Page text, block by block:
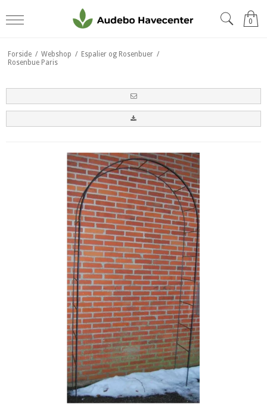
0
Forside / Webshop / Espalier og Rosenbuer /
Rosenbue Paris